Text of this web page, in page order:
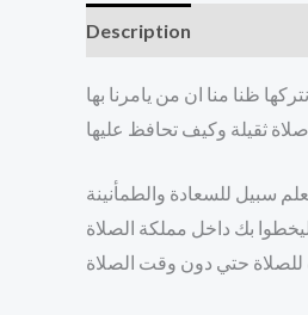
Description
ظنا منا ان من يامرنا بها
سبيل للسعادة والطمأنينة
بك داخل مملكة الصلاة